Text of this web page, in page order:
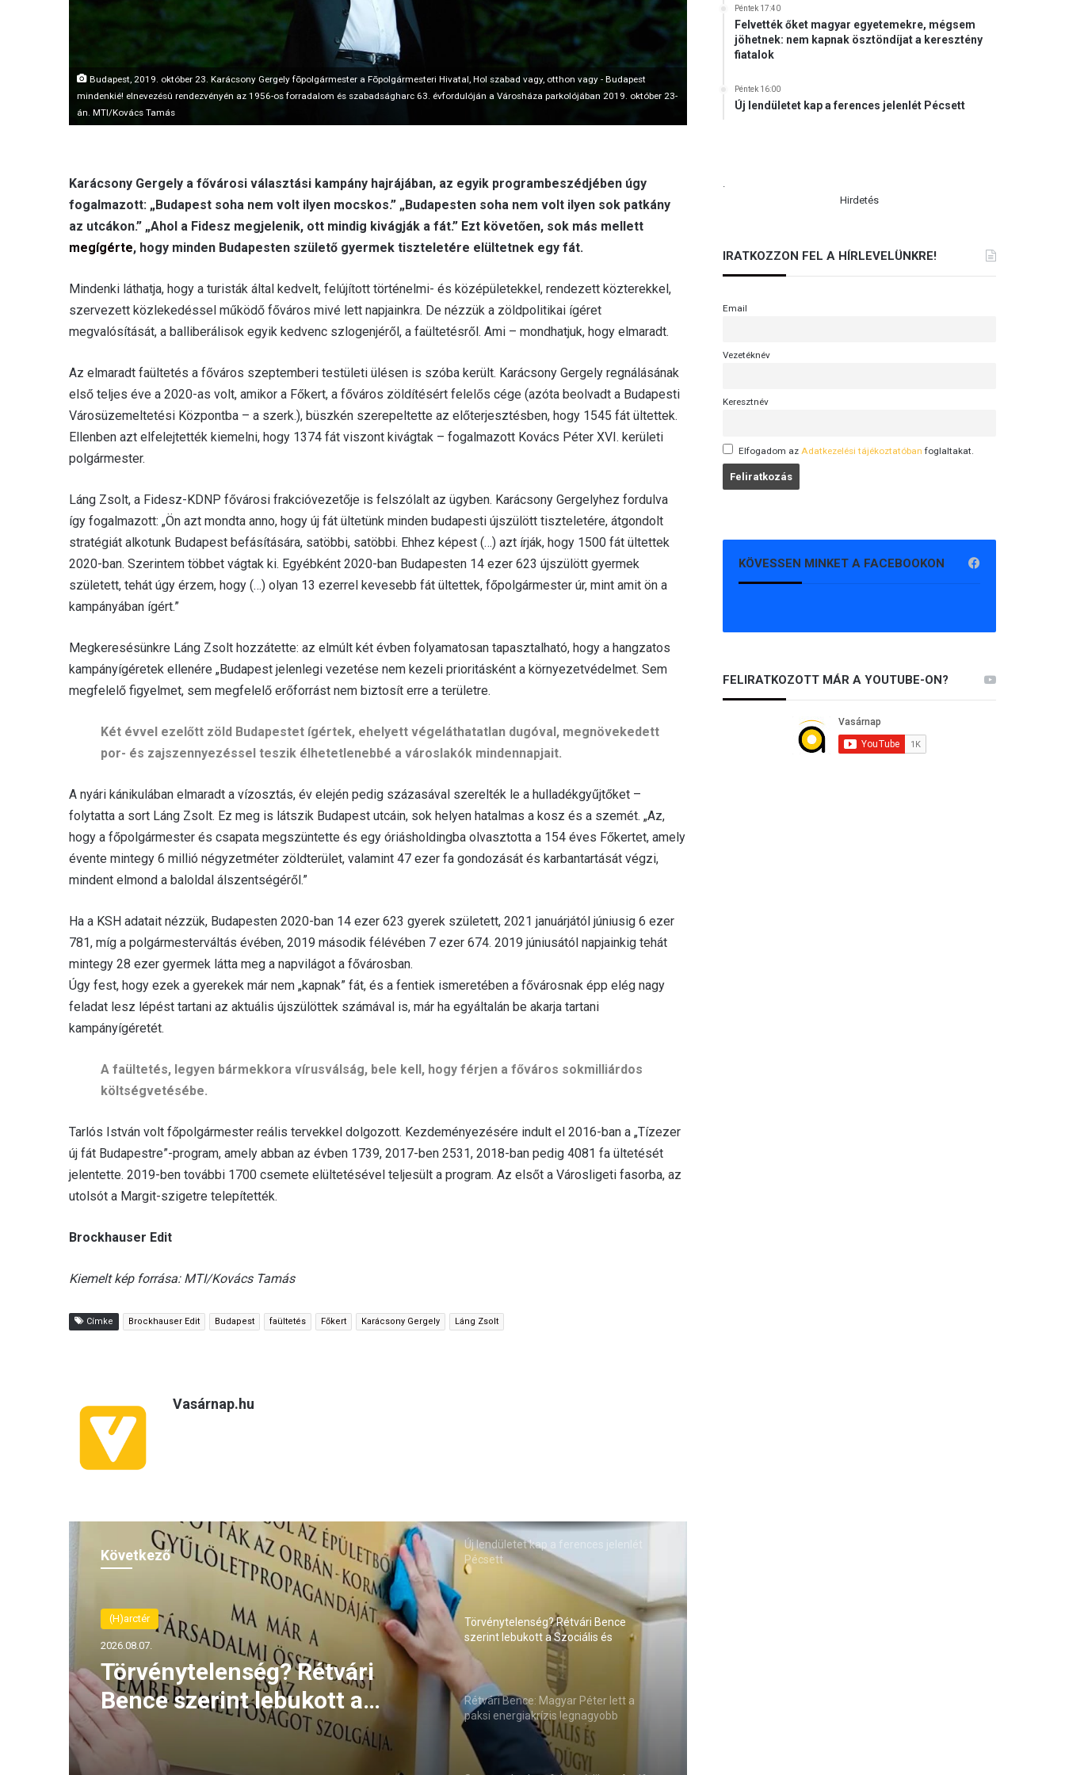
Budapest, 2019. október 23. Karácsony Gergely fõpolgármester a Fõpolgármesteri Hivatal, Hol szabad vagy, otthon vagy - Budapest
mindenkié! elnevezésû rendezvényén az 1956-os forradalom és szabadságharc 63. évfordulóján a Városháza parkolójában 2019. október 23-
án. MTI/Kovács Tamás
Karácsony Gergely a fővárosi választási kampány hajrájában, az egyik programbeszédjében úgy
fogalmazott: „Budapest soha nem volt ilyen mocskos.” „Budapesten soha nem volt ilyen sok patkány
az utcákon.” „Ahol a Fidesz megjelenik, ott mindig kivágják a fát.” Ezt követően, sok más mellett
megígérte, hogy minden Budapesten születő gyermek tiszteletére elültetnek egy fát.
Mindenki láthatja, hogy a turisták által kedvelt, felújított történelmi- és középületekkel, rendezett közterekkel,
szervezett közlekedéssel működő főváros mivé lett napjainkra. De nézzük a zöldpolitikai ígéret
megvalósítását, a balliberálisok egyik kedvenc szlogenjéről, a faültetésről. Ami – mondhatjuk, hogy elmaradt.
Az elmaradt faültetés a főváros szeptemberi testületi ülésen is szóba került. Karácsony Gergely regnálásának
első teljes éve a 2020-as volt, amikor a Főkert, a főváros zöldítésért felelős cége (azóta beolvadt a Budapesti
Városüzemeltetési Központba – a szerk.), büszkén szerepeltette az előterjesztésben, hogy 1545 fát ültettek.
Ellenben azt elfelejtették kiemelni, hogy 1374 fát viszont kivágtak – fogalmazott Kovács Péter XVI. kerületi
polgármester.
Láng Zsolt, a Fidesz-KDNP fővárosi frakcióvezetője is felszólalt az ügyben. Karácsony Gergelyhez fordulva
így fogalmazott: „Ön azt mondta anno, hogy új fát ültetünk minden budapesti újszülött tiszteletére, átgondolt
stratégiát alkotunk Budapest befásítására, satöbbi, satöbbi. Ehhez képest (…) azt írják, hogy 1500 fát ültettek
2020-ban. Szerintem többet vágtak ki. Egyébként 2020-ban Budapesten 14 ezer 623 újszülött gyermek
született, tehát úgy érzem, hogy (…) olyan 13 ezerrel kevesebb fát ültettek, főpolgármester úr, mint amit ön a
kampányában ígért.”
Megkeresésünkre Láng Zsolt hozzátette: az elmúlt két évben folyamatosan tapasztalható, hogy a hangzatos
kampányígéretek ellenére „Budapest jelenlegi vezetése nem kezeli prioritásként a környezetvédelmet. Sem
megfelelő figyelmet, sem megfelelő erőforrást nem biztosít erre a területre.
Két évvel ezelőtt zöld Budapestet ígértek, ehelyett végeláthatatlan dugóval, megnövekedett
por- és zajszennyezéssel teszik élhetetlenebbé a városlakók mindennapjait.
A nyári kánikulában elmaradt a vízosztás, év elején pedig százasával szerelték le a hulladékgyűjtőket –
folytatta a sort Láng Zsolt. Ez meg is látszik Budapest utcáin, sok helyen hatalmas a kosz és a szemét. „Az,
hogy a főpolgármester és csapata megszüntette és egy óriásholdingba olvasztotta a 154 éves Főkertet, amely
évente mintegy 6 millió négyzetméter zöldterület, valamint 47 ezer fa gondozását és karbantartását végzi,
mindent elmond a baloldal álszentségéről.”
Ha a KSH adatait nézzük, Budapesten 2020-ban 14 ezer 623 gyerek született, 2021 januárjától júniusig 6 ezer
781, míg a polgármesterváltás évében, 2019 második félévében 7 ezer 674. 2019 júniusától napjainkig tehát
mintegy 28 ezer gyermek látta meg a napvilágot a fővárosban.
Úgy fest, hogy ezek a gyerekek már nem „kapnak” fát, és a fentiek ismeretében a fővárosnak épp elég nagy
feladat lesz lépést tartani az aktuális újszülöttek számával is, már ha egyáltalán be akarja tartani
kampányígéretét.
A faültetés, legyen bármekkora vírusválság, bele kell, hogy férjen a főváros sokmilliárdos
költségvetésébe.
Tarlós István volt főpolgármester reális tervekkel dolgozott. Kezdeményezésére indult el 2016-ban a „Tízezer
új fát Budapestre”-program, amely abban az évben 1739, 2017-ben 2531, 2018-ban pedig 4081 fa ültetését
jelentette. 2019-ben további 1700 csemete elültetésével teljesült a program. Az elsőt a Városligeti fasorba, az
utolsót a Margit-szigetre telepítették.
Brockhauser Edit
Kiemelt kép forrása: MTI/Kovács Tamás
Címke Brockhauser Edit Budapest faültetés Főkert Karácsony Gergely Láng Zsolt
Vasárnap.hu
Következő
(H)arctér
2026.08.06.
Rétvári Bence: Magyar Péter
lett a paksi energiakrízis
legnagyobb rémhírterjesztője
(VIDEÓ)
Új lendületet kap a ferences jelenlét
Pécsett
Törvénytelenség? Rétvári Bence
szerint lebukott a Szociális és
Családügyi Minisztérium
Rétvári Bence: Magyar Péter lett a
paksi energiakrízis legnagyobb
rémhírterjesztője (VIDEÓ)
Péntek 17:40
Felvették őket magyar egyetemekre, mégsem
jöhetnek: nem kapnak ösztöndíjat a keresztény
fiatalok
Péntek 16:00
Új lendületet kap a ferences jelenlét Pécsett
.
Hirdetés
IRATKOZZON FEL A HÍRLEVELÜNKRE!
Email
Vezetéknév
Keresztnév
Elfogadom az Adatkezelési tájékoztatóban foglaltakat.
KÖVESSEN MINKET A FACEBOOKON
FELIRATKOZOTT MÁR A YOUTUBE-ON?